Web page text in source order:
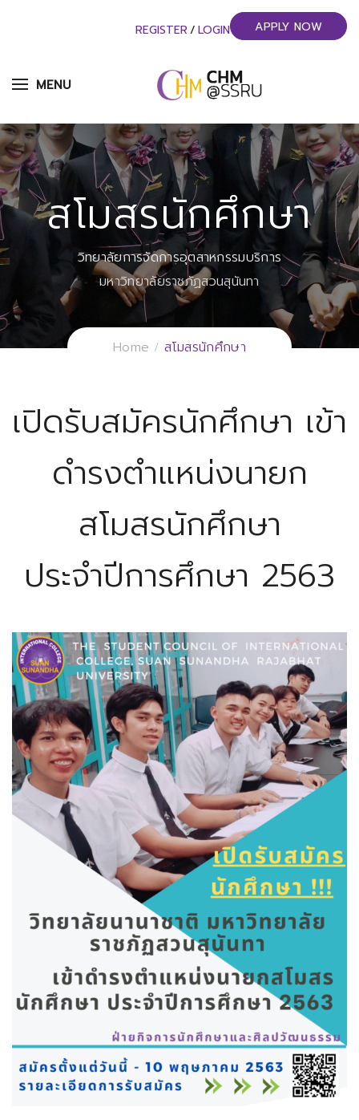
MENU
REGISTER / LOGIN APPLY NOW
สโมสรนักศึกษา
วิทยาลัยการจัดการอุตสาหกรรมบริการ
มหาวิทยาลัยราชภัฏสวนสุนันทา
Home สโมสรนักศึกษา
เปิดรับสมัครนักศึกษา เข้า
ดำรงตำแหน่งนายก
สโมสรนักศึกษา
ประจำปีการศึกษา 2563